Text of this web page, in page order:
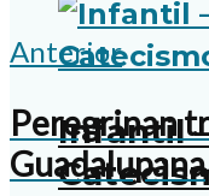
Infantil
Anterior
Peregrinan
Guadalupana